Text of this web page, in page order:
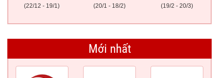
(22/12 - 19/1) (20/1 - 18/2) (19/2 - 20/3)
Mới nhất